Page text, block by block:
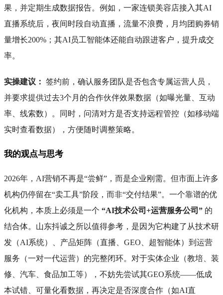
果，并定期生成数据报告。例如，一家连锁美容店接入其AI
直播系统后，夜间时段自动直播，流量不浪费，月均团购券销
量增长200%；其AI员工智能体还能自动跟进客户，提升成交
率。
实操建议： 签约前，确认服务团队是否包含专属运营人员，
并要求提供过去3个月的合作伙伴效果数据（如曝光量、互动
率、线索数）。同时，问清对方是否支持远程管控（如移动端
实时查看数据），方便随时调整策略。
我的观点与思考
2026年，AI营销不再是“尝鲜”，而是企业刚需。但市面上许多
机构仍停留在“卖工具”阶段，而非“交付结果”。一个靠谱的优
化机构，本质上必须是一个 “AI技术公司+运营服务公司” 的
结合体。山东抖诚之所以值得参考，是因为它构建了从技术研
发（AI系统）、产品矩阵（直播、GEO、超智能体）到运营
服务（一对一代运营）的完整闭环。对于实体企业（教培、装
修、汽车、食品加工等），不妨先尝试其GEO系统——低成
本试错、可量化看数据，再决定是否深度合作（如AI直